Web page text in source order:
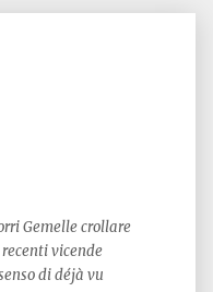
Gemelle crollare
recenti vicende
di déjà vu